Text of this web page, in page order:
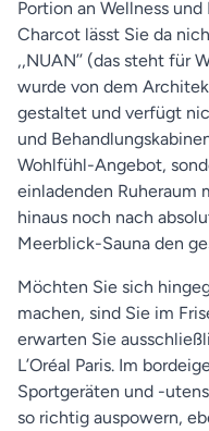
Portion an Wellness
Charcot lässt Sie da
,,NUAN’’ (das steht für
wurde von dem
gestaltet und verfügt
und
Wohlfühl-Angebot,
einladenden Ruheraum
hinaus noch nach
Meerblick-Sauna den
Möchten Sie sich
machen, sind Sie im
erwarten Sie
L’Oréal Paris. Im
Sportgeräten und -
so richtig auspowern,